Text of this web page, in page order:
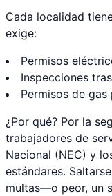
Cada localidad
exige:
Permisos
Inspecciones
Permisos de
¿Por qué? Por la
trabajadores de
Nacional (NEC) y
estándares.
multas—o peor, un